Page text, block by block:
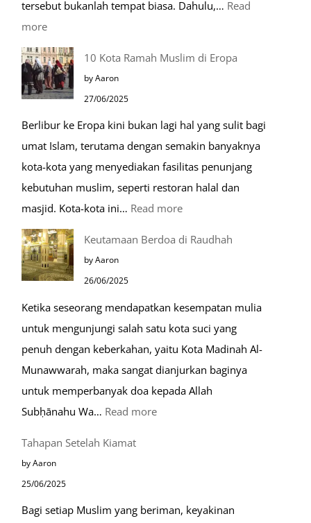
tersebut bukanlah tempat biasa. Dahulu,… Read
more:
Tiga
Makam
Mulia
Masjid
Nabawi
10 Kota Ramah Muslim di Eropa
by Aaron
27/06/2025
Berlibur ke Eropa kini bukan lagi hal yang sulit bagi
umat Islam, terutama dengan semakin banyaknya
kota-kota yang menyediakan fasilitas penunjang
kebutuhan muslim, seperti restoran halal dan
masjid. Kota-kota ini… Read more:
di
Eropa
Keutamaan Berdoa di Raudhah
by Aaron
26/06/2025
Ketika seseorang mendapatkan kesempatan mulia
untuk mengunjungi salah satu kota suci yang
penuh dengan keberkahan, yaitu Kota Madinah Al-
Munawwarah, maka sangat dianjurkan baginya
untuk memperbanyak doa kepada Allah
Subḥānahu Wa… Read more:
Tahapan Setelah Kiamat
by Aaron
25/06/2025
Bagi setiap Muslim yang beriman, keyakinan